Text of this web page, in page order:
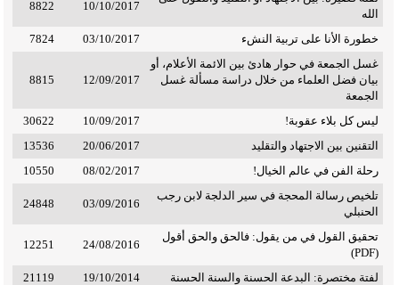
الله
10/10/2017
8822
خطورة الأنا على تربية النشء 03/10/2017
7824
غسل الجمعة في حوار هادئ بين الائمة الأعلام، أو
بيان فضل العلماء من خلال دراسة مسألة غسل
الجمعة
12/09/2017
8815
ليس كل بلاء عقوبة! 10/09/2017
30622
التقنين بين الاجتهاد والتقليد
20/06/2017
13536
رحلة الفن في عالم الخيال!
08/02/2017
10550
تلخيص رسالة المحجة في سير الدلجة لابن رجب
الحنبلي
03/09/2016
24848
تحقيق القول في من يقول: فالحق والحق أقول
(PDF)
24/08/2016
12251
لفتة مختصرة: البدعة الحسنة والسنة الحسنة 19/10/2014
21119